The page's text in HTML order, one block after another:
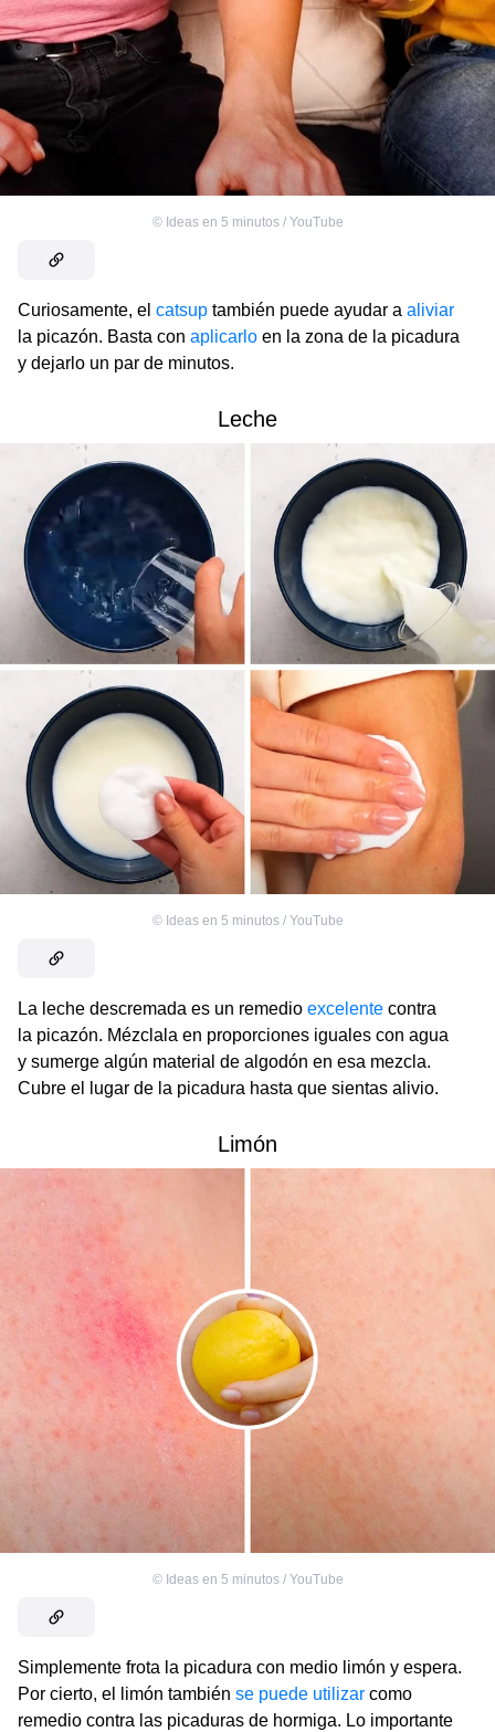
© Ideas en 5 minutos / YouTube
Curiosamente, el catsup también puede ayudar a aliviar
la picazón. Basta con aplicarlo en la zona de la picadura
y dejarlo un par de minutos.
Leche
© Ideas en 5 minutos / YouTube
La leche descremada es un remedio excelente contra
la picazón. Mézclala en proporciones iguales con agua
y sumerge algún material de algodón en esa mezcla.
Cubre el lugar de la picadura hasta que sientas alivio.
Limón
© Ideas en 5 minutos / YouTube
Simplemente frota la picadura con medio limón y espera.
Por cierto, el limón también se puede utilizar como
remedio contra las picaduras de hormiga. Lo importante